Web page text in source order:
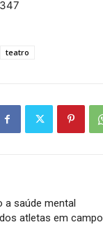
teatro
a saúde mental
atletas em campo